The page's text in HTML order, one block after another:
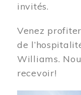
invités.
Venez
de
Williams.
recevoir!